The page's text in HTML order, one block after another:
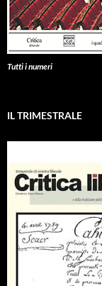
Tutti i numeri
IL TRIMESTRALE